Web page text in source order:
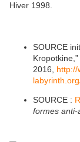
Hiver 1998.
SOURCE
Kropotkine,”
2016, http://
SOURCE :
formes anti-